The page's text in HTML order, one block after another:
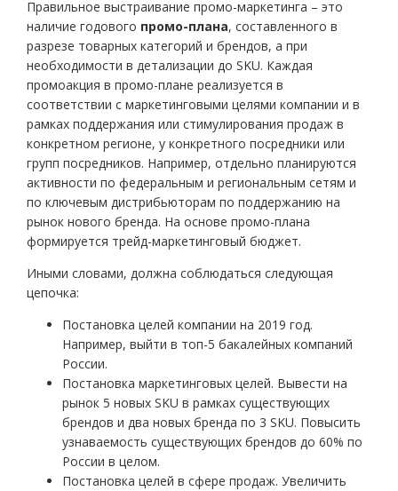
Правильное выстраивание промо-маркетинга – это
наличие годового промо-плана, составленного в
разрезе товарных категорий и брендов, а при
необходимости в детализации до SKU. Каждая
промоакция в промо-плане реализуется в
соответствии с маркетинговыми целями компании и в
рамках поддержания или стимулирования продаж в
конкретном регионе, у конкретного посредники или
групп посредников. Например, отдельно планируются
активности по федеральным и региональным сетям и
по ключевым дистрибьюторам по поддержанию на
рынок нового бренда. На основе промо-плана
формируется трейд-маркетинговый бюджет.
Иными словами, должна соблюдаться следующая
цепочка:
Постановка целей компании на 2019 год.
Например, выйти в топ-5 бакалейных компаний
России.
Постановка маркетинговых целей. Вывести на
рынок 5 новых SKU в рамках существующих
брендов и два новых бренда по 3 SKU. Повысить
узнаваемость существующих брендов до 60% по
России в целом.
Постановка целей в сфере продаж. Увеличить